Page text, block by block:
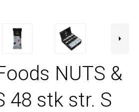
NUTS &
48 stk str. S